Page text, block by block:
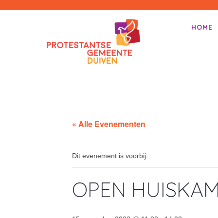
Primair
Spring
HOME
« Alle Evenementen
Dit evenement is voorbij.
OPEN